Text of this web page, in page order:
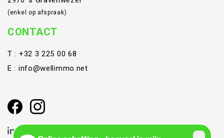
(enkel op afspraak)
CONTACT
T : +32 3 225 00 68
E : info@wellimmo.net